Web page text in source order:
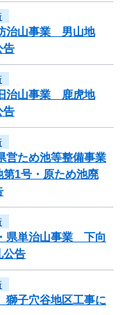
治山事業 男山地
告
治山事業 鹿虎地
告
営ため池等整備事業
1号・原ため池廃
県単治山事業 下向
公告
獅子穴谷地区工事に